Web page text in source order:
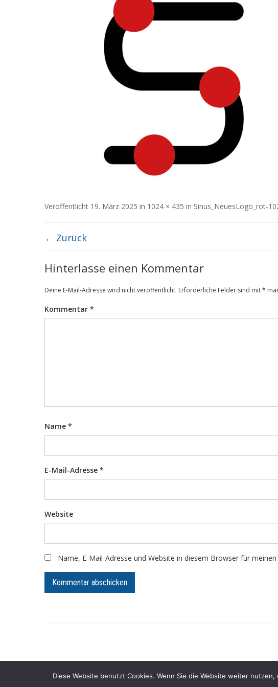
Veröffentlicht 19. März 2025 in 1024 × 435 in Sinus_NeuesLogo_rot-
← Zurück
Hinterlasse einen Kommentar
Deine E-Mail-Adresse wird nicht veröffentlicht. Erforderliche Felder sind mit*
Kommentar *
Name *
E-Mail-Adresse *
Website
Name, E-Mail-Adresse und Website in diesem Browser für
Diese Website benutzt Cookies. Wenn Sie die Website weiter